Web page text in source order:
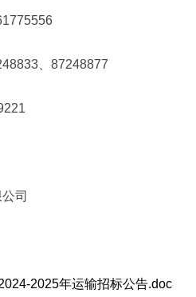
、87248877
司
2025年运输招标公告.doc